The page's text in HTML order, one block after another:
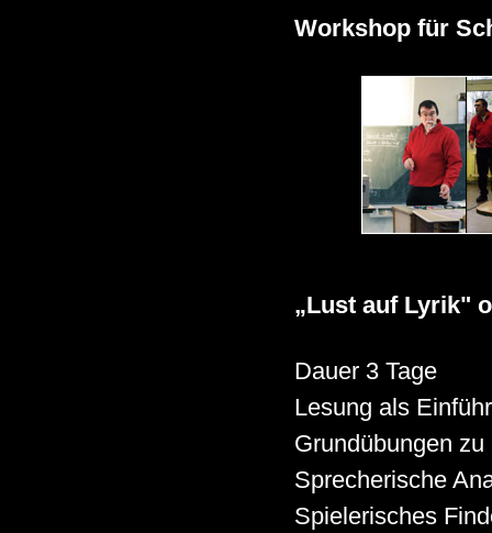
Workshop für
„Lust auf Lyrik"
Dauer 3 Tage
Lesung als
Grundübungen
Sprecherische
Spielerisches